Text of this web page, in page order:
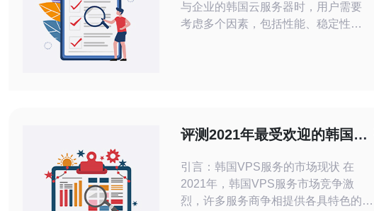
与企业的韩国云服务器时，用户需要
考虑多个因素，包括性能、稳定性、
需求。 德讯电讯的优势 德讯电讯提
供的云服务器具备高性能的处理器和
丰富的内存选项，能
评测2021年最受欢迎的韩国
引言：韩国VPS服务的市场现状 在
2021年，韩国VPS服务市场竞争激
烈，许多服务商争相提供各具特色的产